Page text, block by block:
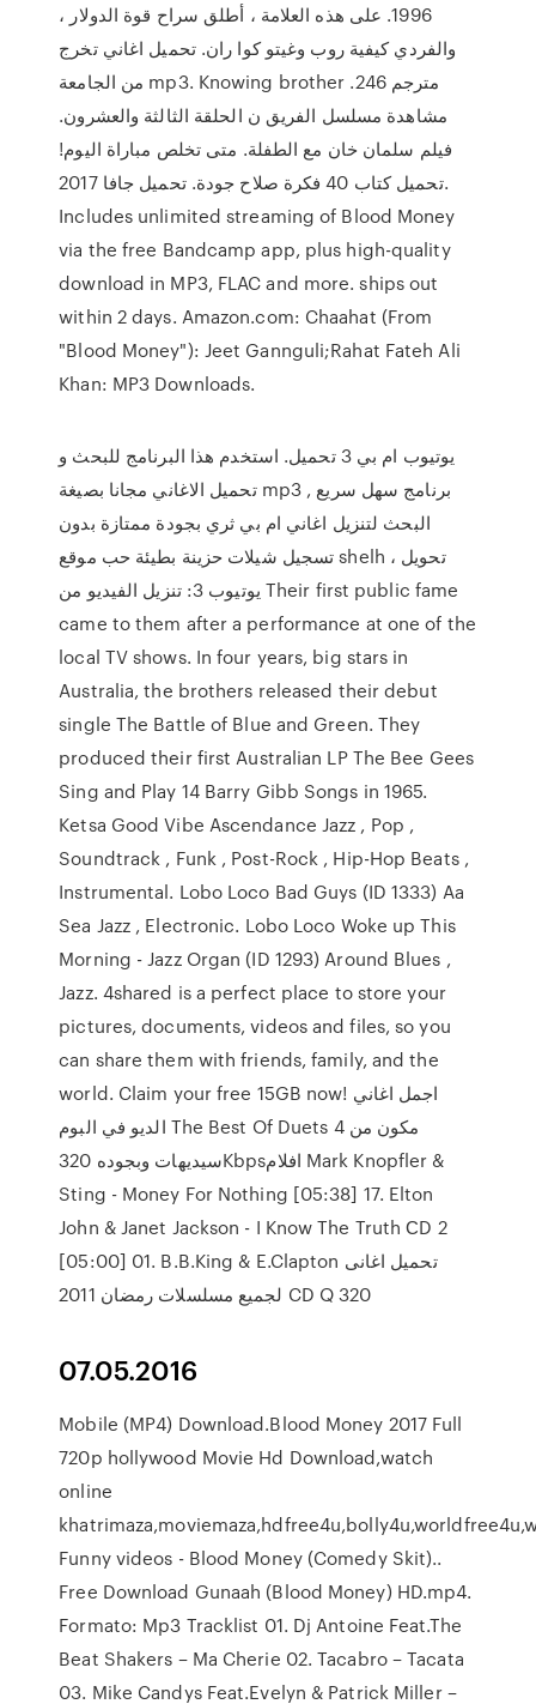
1996. على هذه العلامة ، أطلق سراح قوة الدولار ،
والفردي كيفية روب وغيتو كوا ران. تحميل اغاني تخرج
من الجامعة mp3. Knowing brother مترجم 246.
مشاهدة مسلسل الفريق ن الحلقة الثالثة والعشرون.
فيلم سلمان خان مع الطفلة. متى تخلص مباراة اليوم!
تحميل كتاب 40 فكرة صلاح جودة. تحميل جافا 2017.
Includes unlimited streaming of Blood Money
via the free Bandcamp app, plus high-quality
download in MP3, FLAC and more. ships out
within 2 days. Amazon.com: Chaahat (From
"Blood Money"): Jeet Gannguli;Rahat Fateh Ali
Khan: MP3 Downloads.
يوتيوب ام بي 3 تحميل. استخدم هذا البرنامج للبحث و
تحميل الاغاني مجانا بصيغة mp3 , برنامج سهل سريع
البحث لتنزيل اغاني ام بي ثري بجودة ممتازة بدون
تسجيل شيلات حزينة بطيئة حب موقع shelh ، تحويل
يوتيوب 3: تنزيل الفيديو من Their first public fame
came to them after a performance at one of the
local TV shows. In four years, big stars in
Australia, the brothers released their debut
single The Battle of Blue and Green. They
produced their first Australian LP The Bee Gees
Sing and Play 14 Barry Gibb Songs in 1965.
Ketsa Good Vibe Ascendance Jazz , Pop ,
Soundtrack , Funk , Post-Rock , Hip-Hop Beats ,
Instrumental. Lobo Loco Bad Guys (ID 1333) Aa
Sea Jazz , Electronic. Lobo Loco Woke up This
Morning - Jazz Organ (ID 1293) Around Blues ,
Jazz. 4shared is a perfect place to store your
pictures, documents, videos and files, so you
can share them with friends, family, and the
world. Claim your free 15GB now! اجمل اغاني
الديو في البوم The Best Of Duets مكون من 4
سيديهات وبجوده 320Kbpsافلام Mark Knopfler &
Sting - Money For Nothing [05:38] 17. Elton
John & Janet Jackson - I Know The Truth СD 2
[05:00] 01. B.B.King & E.Clapton تحميل اغانى
لجميع مسلسلات رمضان 2011 CD Q 320
07.05.2016
Mobile (MP4) Download.Blood Money 2017 Full
720p hollywood Movie Hd Download,watch
online
Funny videos - Blood Money (Comedy Skit)..
Free Download Gunaah (Blood Money) HD.mp4.
Formato: Mp3 Tracklist 01. Dj Antoine Feat.The
Beat Shakers – Ma Cherie 02. Tacabro – Tacata
03. Mike Candys Feat.Evelyn & Patrick Miller –